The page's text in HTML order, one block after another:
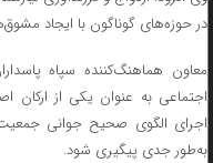
در حوزه‌های گوناگون با ایجاد
معاون هماهنگ‌کننده سپاه
اجتماعی به عنوان یکی از ارکان
اجرای الگوی صحیح جوانی
به‌طور جدی پیگیری شود.